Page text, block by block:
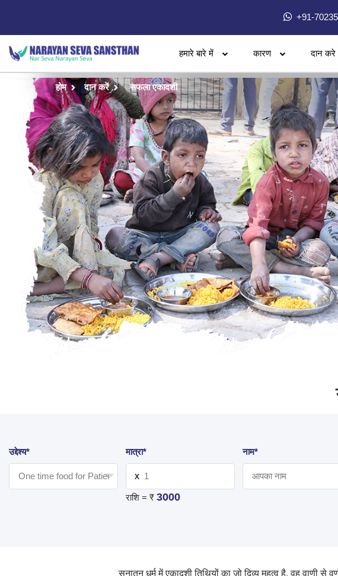
+91-
हमारे बारे में कारण दान करे
होम दान करें सफला एकादशी
उद्देश्य* मात्रा*
X
राशि = ₹ 3000
नाम*
सनातन धर्म में एकादशी तिथियों का जो दिव्य महत्व है,वह वाणी से